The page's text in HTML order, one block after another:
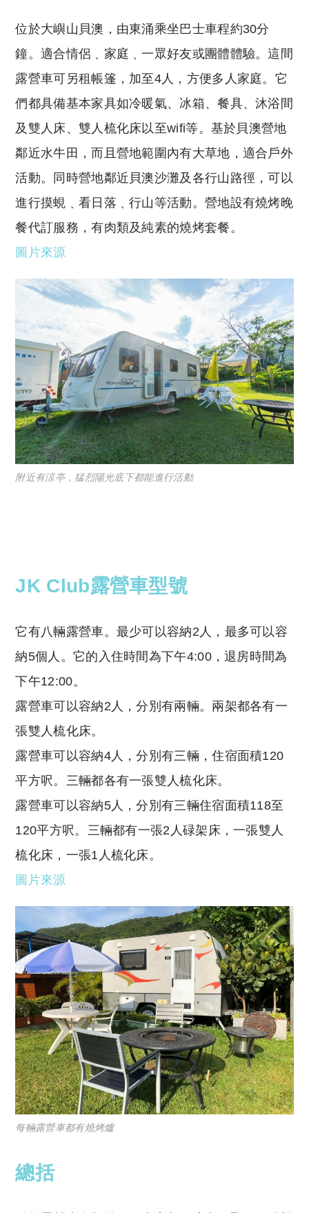
位於大嶼山貝澳，由東涌乘坐巴士車程約30分
鐘。適合情侶﹑家庭﹑一眾好友或團體體驗。這間
露營車可另租帳篷，加至4人，方便多人家庭。它
們都具備基本家具如冷暖氣、冰箱、餐具、沐浴間
及雙人床、雙人梳化床以至wifi等。基於貝澳營地
鄰近水牛田，而且營地範圍內有大草地，適合戶外
活動。同時營地鄰近貝澳沙灘及各行山路徑，可以
進行摸蜆﹑看日落﹑行山等活動。營地設有燒烤晚
餐代訂服務，有肉類及純素的燒烤套餐。
圖片來源
附近有涼亭，猛烈陽光底下都能進行活動
JK Club露營車型號
它有八輛露營車。最少可以容納2人，最多可以容
納5個人。它的入住時間為下午4:00，退房時間為
下午12:00。
露營車可以容納2人，分別有兩輛。兩架都各有一
張雙人梳化床。
露營車可以容納4人，分別有三輛，住宿面積120
平方呎。三輛都各有一張雙人梳化床。
露營車可以容納5人，分別有三輛住宿面積118至
120平方呎。三輛都有一張2人碌架床，一張雙人
梳化床，一張1人梳化床。
圖片來源
每輛露營車都有燒烤爐
總括